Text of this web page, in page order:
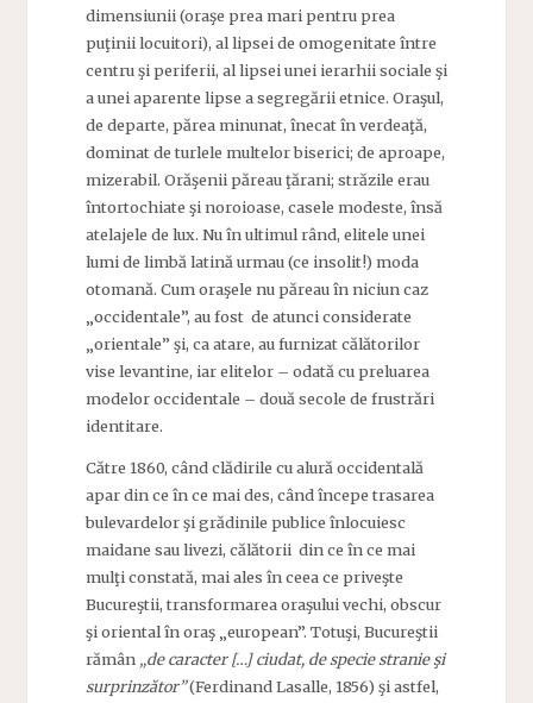
dimensiunii (oraşe prea mari pentru prea
puţinii locuitori), al lipsei de omogenitate între
centru şi periferii, al lipsei unei ierarhii sociale şi
a unei aparente lipse a segregării etnice. Oraşul,
de departe, părea minunat, înecat în verdeaţă,
dominat de turlele multelor biserici; de aproape,
mizerabil. Orăşenii păreau ţărani; străzile erau
întortochiate şi noroioase, casele modeste, însă
atelajele de lux. Nu în ultimul rând, elitele unei
lumi de limbă latină urmau (ce insolit!) moda
otomană. Cum oraşele nu păreau în niciun caz
„occidentale”, au fost de atunci considerate
„orientale” şi, ca atare, au furnizat călătorilor
vise levantine, iar elitelor – odată cu preluarea
modelor occidentale – două secole de frustrări
identitare.
Către 1860, când clădirile cu alură occidentală
apar din ce în ce mai des, când începe trasarea
bulevardelor şi grădinile publice înlocuiesc
maidane sau livezi, călătorii din ce în ce mai
mulţi constată, mai ales în ceea ce priveşte
Bucureştii, transformarea oraşului vechi, obscur
şi oriental în oraş „european”. Totuşi, Bucureştii
rămân „de caracter […] ciudat, de specie stranie şi
surprinzător”(Ferdinand Lasalle, 1856) şi astfel,